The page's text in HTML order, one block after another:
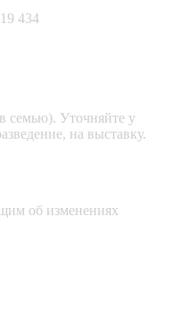
434
семью). Уточняйте у
на выставку.
об изменениях